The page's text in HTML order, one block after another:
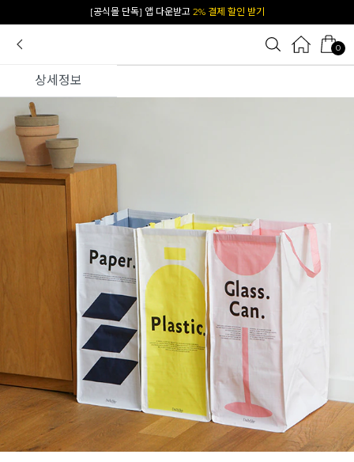
카카오 플친 추가하면1천원 즉시 할인 쿠폰
0
상세정보